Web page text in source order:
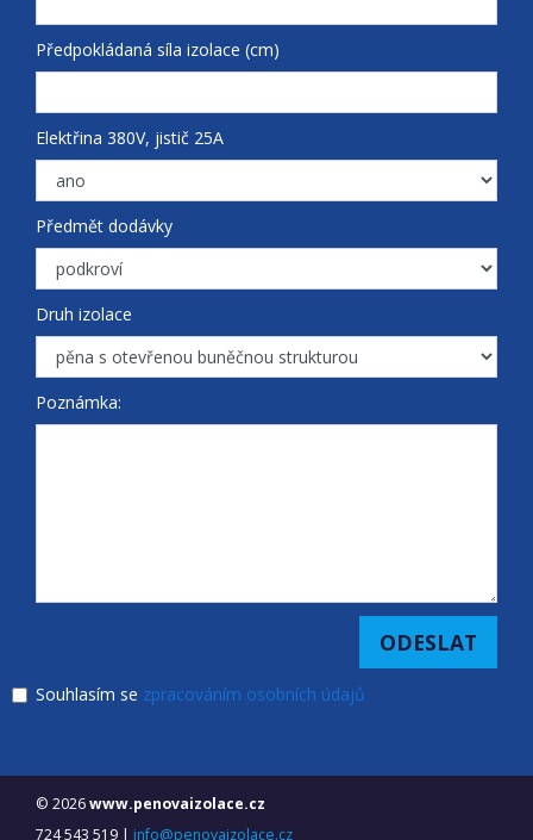
Předpokládaná síla izolace (cm)
Elektřina 380V, jistič 25A
Předmět dodávky
Druh izolace
Poznámka:
Souhlasím se zpracováním osobních údajů
© 2026www.penovaizolace.cz
724 543 519 | info@penovaizolace.cz